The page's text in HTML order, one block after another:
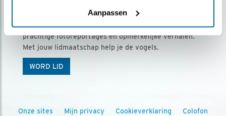
Aanpassen
Ontvang 5 x Vogels voor € 36,00 per jaar
Vogels is het tijdschrift voor onze leden, met
prachtige fotoreportages en opmerkelijke verhalen.
Met jouw lidmaatschap help je de vogels.
WORD LID
Onze sites Mijn privacy Cookieverklaring Colofon